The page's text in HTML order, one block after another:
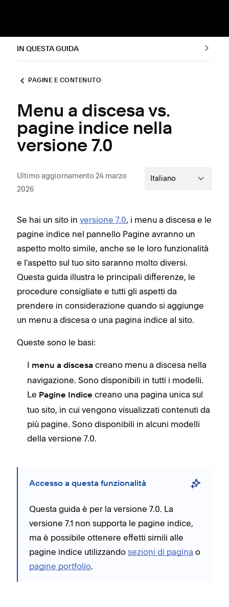
IN QUESTA GUIDA
PAGINE E CONTENUTO
Menu a discesa vs.
pagine indice nella
versione 7.0
Ultimo aggiornamento 24 marzo
2026
Italiano
Se hai un sito in versione 7.0, i menu a discesa e le
pagine indice nel pannello Pagine avranno un
aspetto molto simile, anche se le loro funzionalità
e l'aspetto sul tuo sito saranno molto diversi.
Questa guida illustra le principali differenze, le
procedure consigliate e tutti gli aspetti da
prendere in considerazione quando si aggiunge
un menu a discesa o una pagina indice al sito.
Queste sono le basi:
I menu a discesa creano menu a discesa nella
navigazione. Sono disponibili in tutti i modelli.
Le Pagine Indice creano una pagina unica sul
tuo sito, in cui vengono visualizzati contenuti da
più pagine. Sono disponibili in alcuni modelli
della versione 7.0.
Accesso a questa funzionalità
Questa guida è per la versione 7.0. La
versione 7.1 non supporta le pagine indice,
ma è possibile ottenere effetti simili alle
pagine indice utilizzando sezioni di pagina o
pagine portfolio.